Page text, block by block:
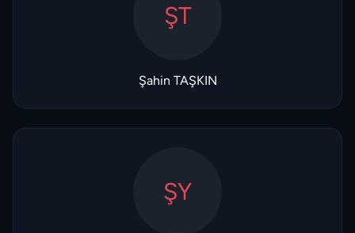
ŞT
Şahin TAŞKIN
ŞY